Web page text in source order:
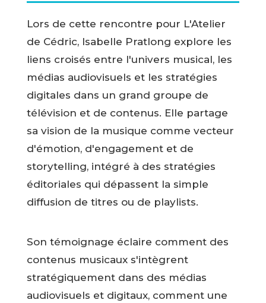
Lors de cette rencontre pour L'Atelier
de Cédric, Isabelle Pratlong explore les
liens croisés entre l'univers musical, les
médias audiovisuels et les stratégies
digitales dans un grand groupe de
télévision et de contenus. Elle partage
sa vision de la musique comme vecteur
d'émotion, d'engagement et de
storytelling, intégré à des stratégies
éditoriales qui dépassent la simple
diffusion de titres ou de playlists.
Son témoignage éclaire comment des
contenus musicaux s'intègrent
stratégiquement dans des médias
audiovisuels et digitaux, comment une